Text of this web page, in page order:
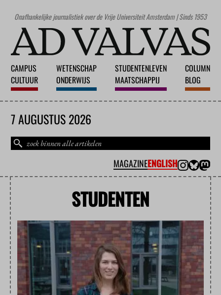
Onafhankelijke journalistiek over de Vrije Universiteit Amsterdam | Sinds 1953
CAMPUS
CULTUUR
WETENSCHAP
ONDERWIJS
STUDENTENLEVEN
MAATSCHAPPIJ
COLUMN
BLOG
7 AUGUSTUS 2026
MAGAZINEENGLISH
STUDENTEN